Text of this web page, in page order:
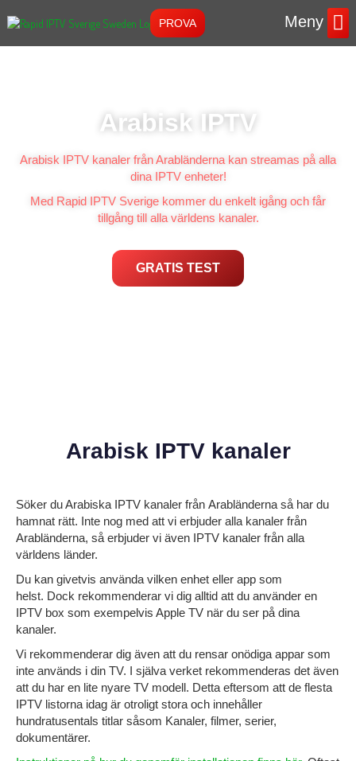
PROVA Meny
Arabisk IPTV
Arabisk IPTV kanaler från Arabländerna kan streamas på alla
dina IPTV enheter!
Med Rapid IPTV Sverige kommer du enkelt igång och får
tillgång till alla världens kanaler.
GRATIS TEST
Arabisk IPTV kanaler
Söker duArabiska IPTV kanaler från Arabländerna så har du
hamnat rätt. Inte nog med att vi erbjuder alla kanaler från
Arabländerna, så erbjuder vi även IPTV kanaler från alla
världens länder.
Du kan givetvis använda vilken enhet eller app som
helst. Dock rekommenderar vi dig alltid att du använder en
IPTV box som exempelvis Apple TV när du ser på dina
kanaler.
Vi rekommenderar dig även att du rensar onödiga appar som
inte används i din TV. I själva verket rekommenderas det även
att du har en lite nyare TV modell. Detta eftersom att de flesta
IPTV listorna idag är otroligt stora och innehåller
hundratusentals titlar såsom Kanaler, filmer, serier,
dokumentärer.